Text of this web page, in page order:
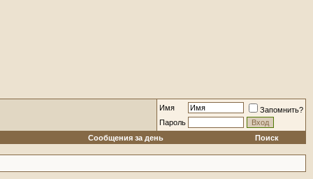
Имя
Запомнить?
Пароль
Сообщения за день
Поиск